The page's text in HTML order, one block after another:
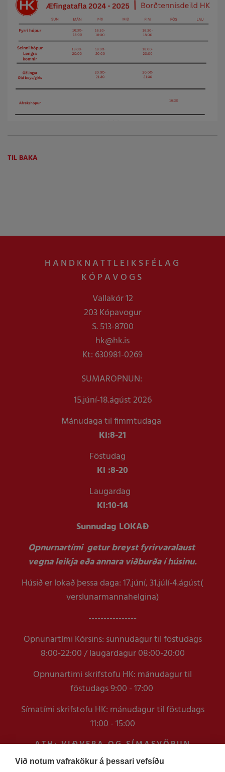
Við notum vafrakökur á þessari vefsíðu
TIL BAKA
HANDKNATTLEIKSFÉLAG
KÓPAVOGS
Vallakór 12
203 Kópavogur
S. 513-8700
hk@hk.is
Kt: 630981-0269
SUMAROPNUN:
15.júní-18.ágúst 2026
Mánudaga til fimmtudaga
Kl:8-21
Föstudag
Kl :8-20
Laugardag
Kl:10-14
Sunnudag LOKAÐ
Opnurnartími getur breyst fyrirvaralaust
vegna leikja eða annara viðburða í húsinu.
Húsið er lokað þessa daga: 17.júní, 31.júlí-4.ágúst(
verslunarmannahelgina)
----------------
Opnunartími Kórsins: sunnudagur til föstudags
8:00-22:00 / laugardagur 08:00-20:00
Opnunartimi skrifstofu HK: mánudagur til
föstudags 9:00 - 17:00
Símatími skrifstofu HK: mánudagur til föstudags
11:00 - 15:00
ATH: VIÐVERA OG SÍMASVÖRUN
VERÐUR TAKMÖRKUÐ Á
SKRIFSTOFUNNI FRAM YFIR